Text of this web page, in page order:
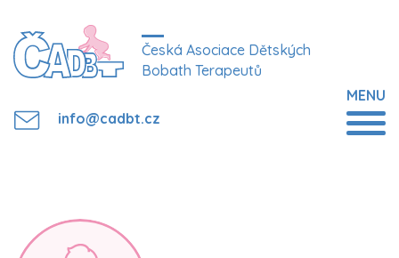
Česká Asociace Dětských
Bobath Terapeutů
info@cadbt.cz
MENU